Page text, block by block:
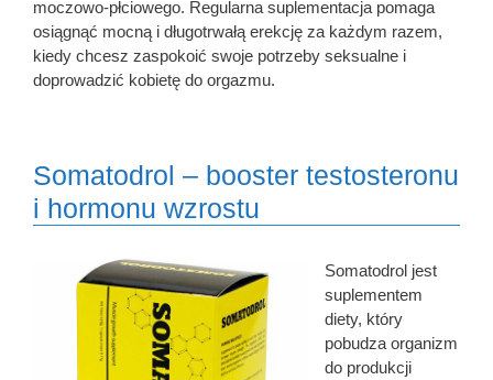
moczowo-płciowego. Regularna suplementacja pomaga
osiągnąć mocną i długotrwałą erekcję za każdym razem,
kiedy chcesz zaspokoić swoje potrzeby seksualne i
doprowadzić kobietę do orgazmu.
Somatodrol – booster testosteronu
i hormonu wzrostu
Somatodrol jest
suplementem
diety, który
pobudza organizm
do produkcji